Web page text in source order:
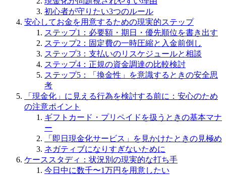
初心者が守りたい3つのルール
安心してお金を用意するための現実的ステップ
ステップ1：必要額・期日・優先順位を書き出す
ステップ2：固定費の一時圧縮と入金前倒し
ステップ3：支払いのリスケジュールと相談
ステップ4：正規の資金調達の比較検討
ステップ5：「換金性」を意識するときの安全思
考
「現金化」に見える行為を検討する前に：安心のため
の注意ポイント
ギフトカード・プリペイドを扱うときの基本マナ
ー
「即日現金化サービス」を見かけたときの見極め
ネガティブになりすぎないために
ケーススタディ：状況別の現実的な打ち手
今日中に数千〜1万円を用意したい